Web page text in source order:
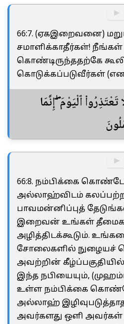
▶
66:7. (ஏகஇறைவனை)
சமாளிக்காதீர்கள்! நீங்கள்
கொண்டிருந்ததற்கே
கொடுக்கப்படுவீர்கள்
تَعْتَذِرُوا۟ ٱلْيَوْمَ ۖ إِنَّمَا
▶
66:8. நம்பிக்கை
அல்லாஹ்விடம் கலப்பற்ற
பாவமன்னிப்புத்
இறைவன் உங்கள்
அழித்திடக்கூடும்.
சோலைகளில் நுழையச்
அவற்றின்
இந்த நபியையும்,
உள்ள நம்பிக்கை
அல்லாஹ்
அவர்களது ஒளி அவர்கள்